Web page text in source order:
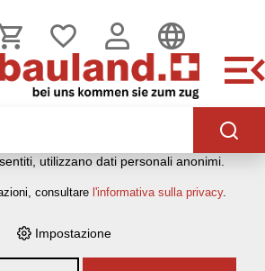
› SPUR G IIM (1:22,5) › PIKO IIM
WEB UTILIZZA I COOKIE
utilizziamo diversi cookie: alcuni sono
corretto funzionamento del sito, altri
più funzionalità, altri ancora ci
meglio i nostri utenti. Ci aiutano
utilizzano dati personali anonimi.
consultare l'informativa sulla privacy.
Impostazione